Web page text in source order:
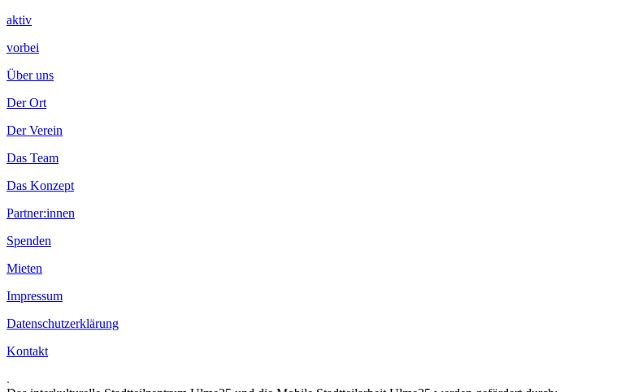
aktiv
vorbei
Über uns
Der Ort
Der Verein
Das Team
Das Konzept
Partner:innen
Spenden
Mieten
Impressum
Datenschutzerklärung
Kontakt
.